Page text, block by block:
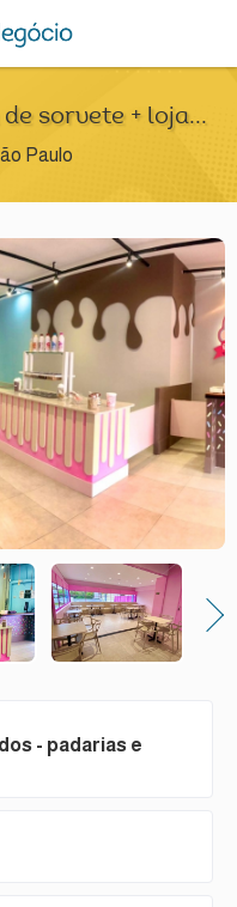
sorvete + loja...
Paulo
Next
- padarias e